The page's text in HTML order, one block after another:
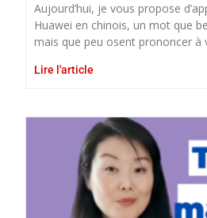
Aujourd’hui, je vous propose
Huawei en chinois, un mot que
mais que peu osent prononcer à
Lire l'article